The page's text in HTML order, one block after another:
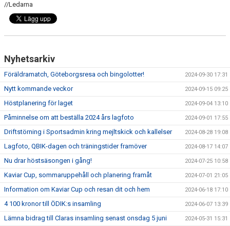
//Ledarna
Nyhetsarkiv
Föräldramatch, Göteborgsresa och bingolotter! 2024-09-30 17:31
Nytt kommande veckor 2024-09-15 09:25
Höstplanering för laget 2024-09-04 13:10
Påminnelse om att beställa 2024 års lagfoto 2024-09-01 17:55
Driftstörning i Sportsadmin kring mejltskick och kallelser 2024-08-28 19:08
Lagfoto, QBIK-dagen och träningstider framöver 2024-08-17 14:07
Nu drar höstsäsongen i gång! 2024-07-25 10:58
Kaviar Cup, sommaruppehåll och planering framåt 2024-07-01 21:05
Information om Kaviar Cup och resan dit och hem 2024-06-18 17:10
4 100 kronor till ÖDIK:s insamling 2024-06-07 13:39
Lämna bidrag till Claras insamling senast onsdag 5 juni 2024-05-31 15:31